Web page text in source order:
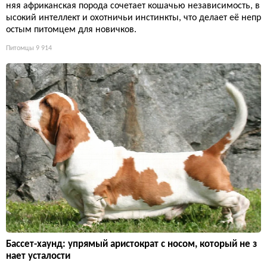
няя африканская порода сочетает кошачью независимость, в
ысокий интеллект и охотничьи инстинкты, что делает её непр
остым питомцем для новичков.
Питомцы 9 914
Бассет-хаунд: упрямый аристократ с носом, который не з
нает усталости